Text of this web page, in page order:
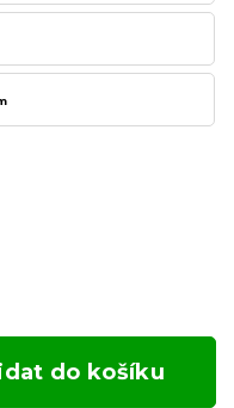
do košíku